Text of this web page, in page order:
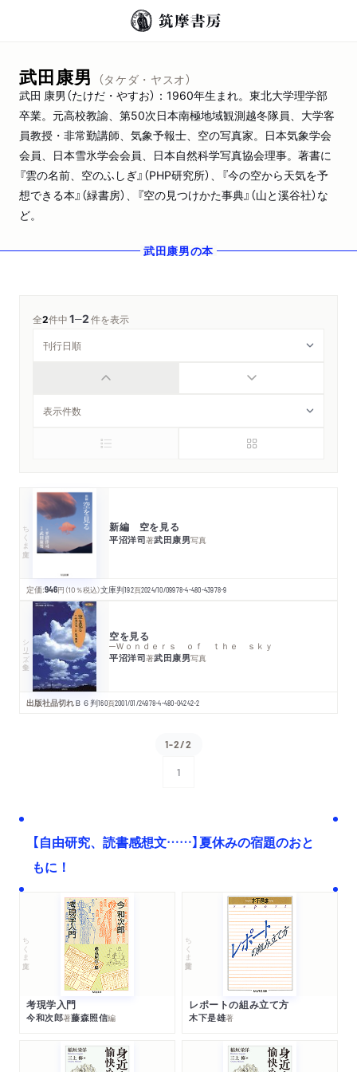
武田康男 （タケダ・ヤスオ）
武田 康男（たけだ・やすお）：1960年生まれ。東北大学理学部
卒業。元高校教諭、第50次日本南極地域観測越冬隊員、大学客
員教授・非常勤講師、気象予報士、空の写真家。日本気象学会
会員、日本雪氷学会会員、日本自然科学写真協会理事。著書に
『雲の名前、空のふしぎ』（PHP研究所）、『今の空から天気を予
想できる本』（緑書房）、『空の見つけかた事典』（山と溪谷社）な
ど。
武田康男の本
全2件中1─2件を表示
ちくま文庫 新編 空を見る
平沼洋司著武田康男写真
定価:946円 （10％税込）文庫判192頁2024/10/09978-4-480-43978-9
シリーズ・全集 空を見る
─Ｗｏｎｄｅｒｓ ｏｆ ｔｈｅ ｓｋｙ
平沼洋司著武田康男写真
出版社品切れＢ６判160頁2001/01/24978-4-480-04242-2
1-2/2
1
【自由研究、読書感想文……】夏休みの宿題のおと
もに！
ちくま文庫
考現学入門
今和次郎著藤森照信編
ちくま学芸文庫
レポートの組み立て方
木下是雄著